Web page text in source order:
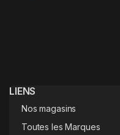
LIENS
Nos magasins
Toutes les Marques